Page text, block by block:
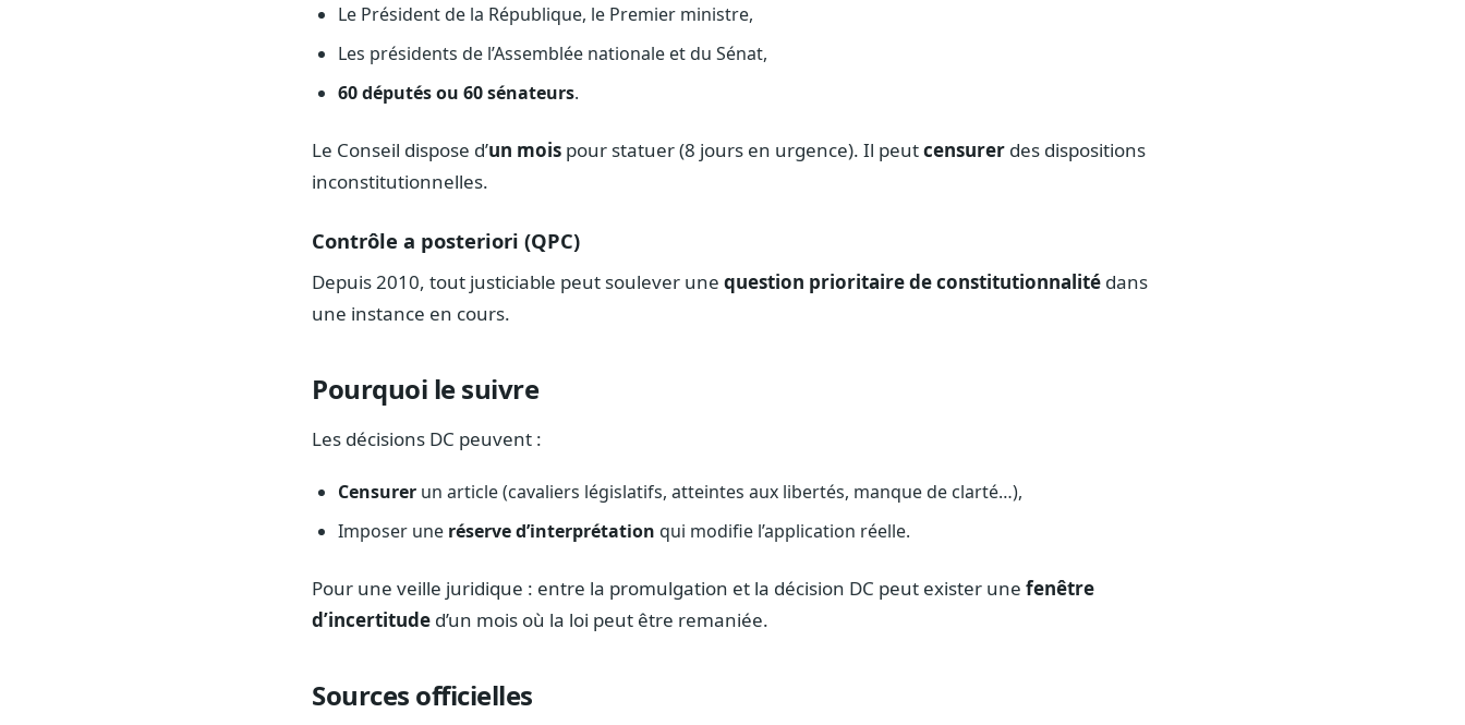
Le Président de la République, le Premier ministre,
Les présidents de l’Assemblée nationale et du Sénat,
60 députés ou 60 sénateurs.
Le Conseil dispose d’un mois pour statuer (8 jours en urgence). Il peutcensurer des dispositions
inconstitutionnelles.
Contrôle a posteriori (QPC)
Depuis 2010, tout justiciable peut soulever une question prioritaire de constitutionnalité dans
une instance en cours.
Pourquoi le suivre
Les décisions DC peuvent :
Censurer un article (cavaliers législatifs, atteintes aux libertés, manque de clarté…),
Imposer une réserve d’interprétation qui modifie l’application réelle.
Pour une veille juridique : entre la promulgation et la décision DC peut exister une fenêtre
d’incertitude d’un mois où la loi peut être remaniée.
Sources officielles